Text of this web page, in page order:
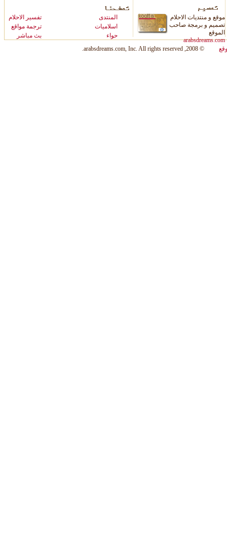
تفسير الاحلام
ترجمة مواقع
بث مباشر
المنتدى
اسلاميات
حواء
موقع و منتديات الاحلام
تصميم و برمجة صاحب
الموقع
arabsdreams.com
© 2008, arabsdreams.com, Inc. All rights reserved.